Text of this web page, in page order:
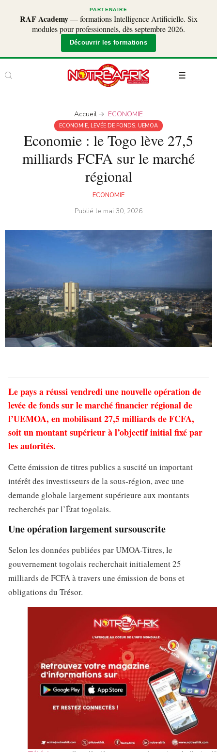
PARTENAIRE
RAF Academy— formations Intelligence Artificielle. Six
modules pour professionnels, dès septembre 2026.
Découvrir les formations
Accueil ECONOMIE
ECONOMIE, LEVÉE DE FONDS, UEMOA
Economie : le Togo lève 27,5
milliards FCFA sur le marché
régional
ECONOMIE
Publié le mai 30, 2026
Le pays a réussi vendredi une nouvelle opération de
levée de fonds sur le marché financier régional de
l’UEMOA, en mobilisant 27,5 milliards de FCFA,
soit un montant supérieur à l’objectif initial fixé par
les autorités.
Cette émission de titres publics a suscité un important
intérêt des investisseurs de la sous-région, avec une
demande globale largement supérieure aux montants
recherchés par l’État togolais.
Une opération largement sursouscrite
Selon les données publiées par UMOA-Titres, le
gouvernement togolais recherchait initialement 25
milliards de FCFA à travers une émission de bons et
obligations du Trésor.